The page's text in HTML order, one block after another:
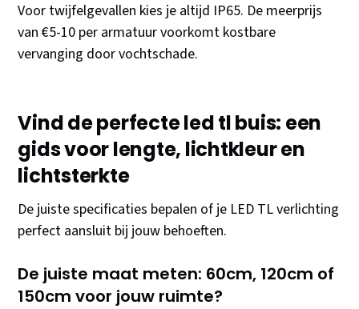
Voor twijfelgevallen kies je altijd IP65. De meerprijs
van €5-10 per armatuur voorkomt kostbare
vervanging door vochtschade.
Vind de perfecte led tl buis: een
gids voor lengte, lichtkleur en
lichtsterkte
De juiste specificaties bepalen of je LED TL verlichting
perfect aansluit bij jouw behoeften.
De juiste maat meten: 60cm, 120cm of
150cm voor jouw ruimte?